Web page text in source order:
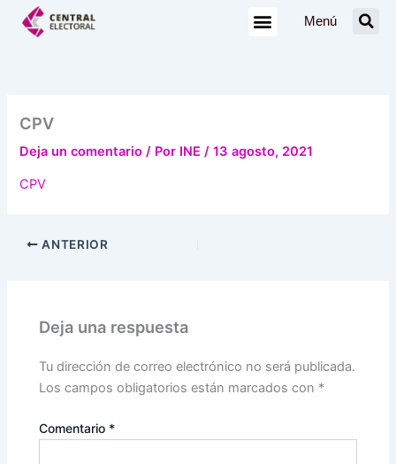
Menú
CPV
Deja un comentario / Por INE/13 agosto, 2021
CPV
ANTERIOR
Deja una respuesta
Tu dirección de correo electrónico no será publicada.
Los campos obligatorios están marcados con *
Comentario *